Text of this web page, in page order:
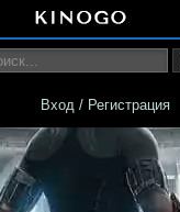
Вход / Регистрация